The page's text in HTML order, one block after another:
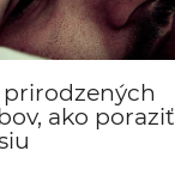
prirodzených
ako poraziť